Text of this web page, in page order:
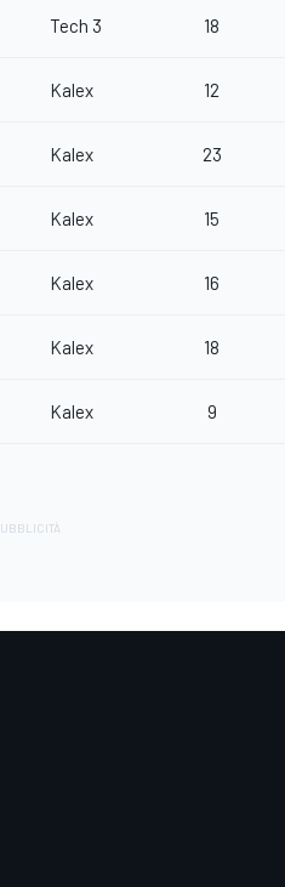
Tech 3 18
Kalex 12
Kalex 23
Kalex 15
Kalex 16
Kalex 18
Kalex 9